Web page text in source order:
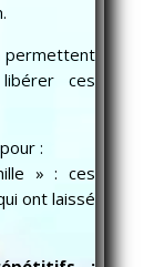
permettent
ces
:
» : ces
ont laissé